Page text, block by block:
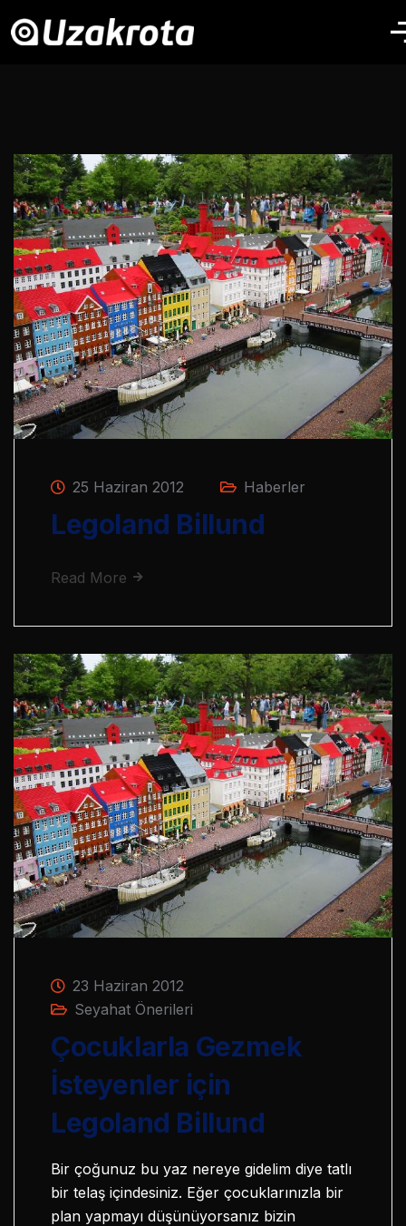
25 Haziran 2012 Haberler
Legoland Billund
Read More
23 Haziran 2012
Seyahat Önerileri
Çocuklarla Gezmek
İsteyenler için
Legoland Billund
Bir çoğunuz bu yaz nereye gidelim diye tatlı
bir telaş içindesiniz. Eğer çocuklarınızla bir
plan yapmayı düşünüyorsanız bizin